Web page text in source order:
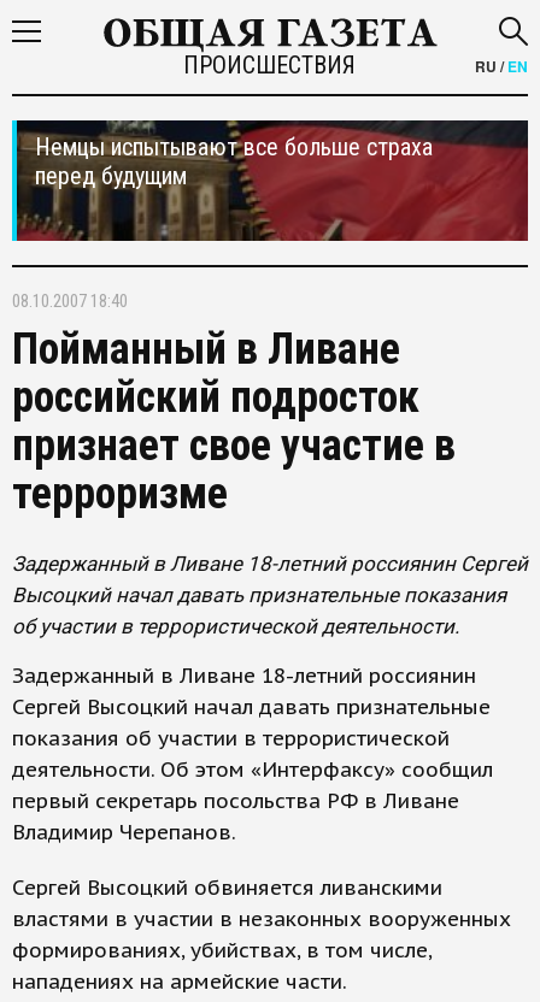
ПРОИСШЕСТВИЯ RU /EN
Немцы испытывают все больше страха
перед будущим
08.10.2007 18:40
Пойманный в Ливане
российский подросток
признает свое участие в
терроризме
Задержанный в Ливане 18-летний россиянин Сергей
Высоцкий начал давать признательные показания
об участии в террористической деятельности.
Задержанный в Ливане 18-летний россиянин
Сергей Высоцкий начал давать признательные
показания об участии в террористической
деятельности. Об этом «Интерфаксу» сообщил
первый секретарь посольства РФ в Ливане
Владимир Черепанов.
Сергей Высоцкий обвиняется ливанскими
властями в участии в незаконных вооруженных
формированиях, убийствах, в том числе,
нападениях на армейские части.